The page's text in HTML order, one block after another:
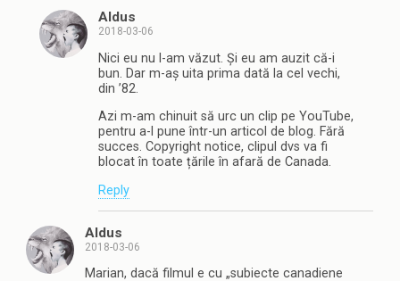
Aldus
2018-03-06
Nici eu nu l-am văzut. Și eu am auzit că-i
bun. Dar m-aș uita prima dată la cel vechi,
din ’82.
Azi m-am chinuit să urc un clip pe YouTube,
pentru a-l pune într-un articol de blog. Fără
succes. Copyright notice, clipul dvs va fi
blocat în toate țările în afară de Canada.
Reply
Aldus
2018-03-06
Marian, dacă filmul e cu „subiecte canadiene